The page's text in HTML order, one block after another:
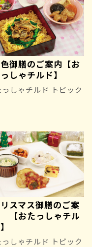
御膳のご案内【お
しゃチルド】
っしゃチルド トピック
スマス御膳のご案
【おたっしゃチル
っしゃチルド トピック